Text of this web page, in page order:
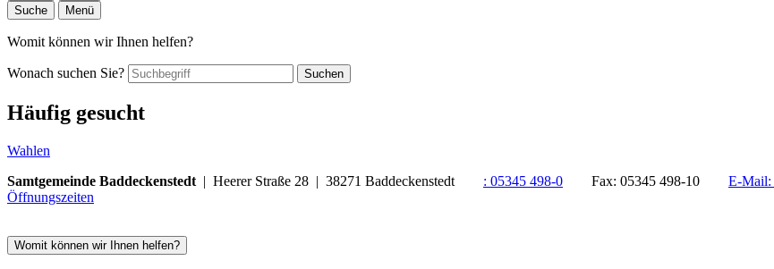
Suche
Menü
Womit können wir Ihnen helfen?
Wonach suchen Sie? Suchen
Häufig gesucht
Wahlen
Samtgemeinde Baddeckenstedt | Heerer Straße 28 | 38271 Baddeckenstedt : 05345 498-0 Fax: 05345 498-10 E-Mail:
Öffnungszeiten
Womit können wir Ihnen helfen?